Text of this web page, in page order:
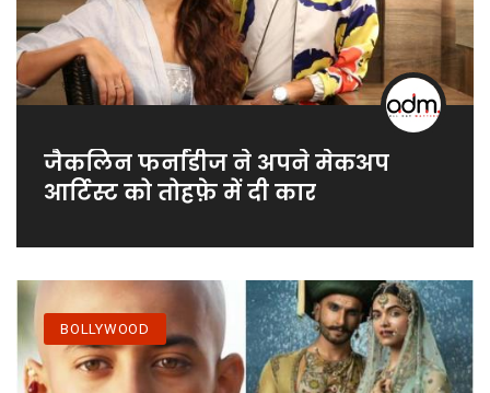
जैकलिन फर्नांडीज ने अपने मेकअप
आर्टिस्ट को तोहफ़े में दी कार
BOLLYWOOD